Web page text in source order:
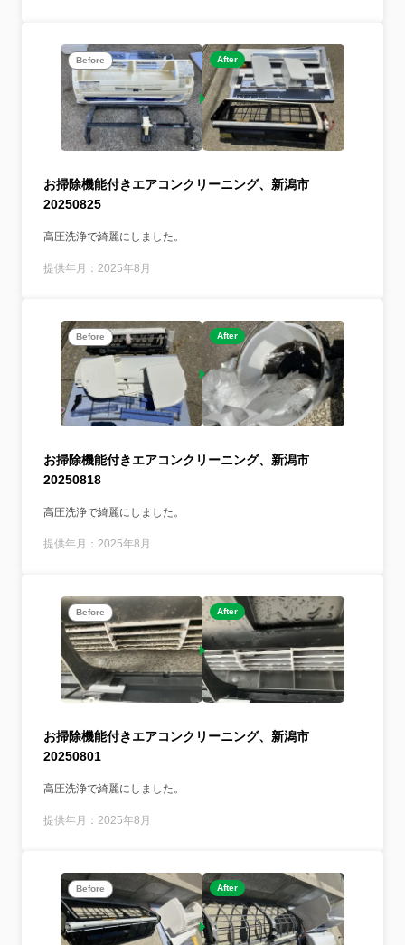
Before After
お掃除機能付きエアコンクリーニング、新潟市
20250825
高圧洗浄で綺麗にしました。
提供年月：2025年8月
Before After
お掃除機能付きエアコンクリーニング、新潟市
20250818
高圧洗浄で綺麗にしました。
提供年月：2025年8月
Before After
お掃除機能付きエアコンクリーニング、新潟市
20250801
高圧洗浄で綺麗にしました。
提供年月：2025年8月
Before After